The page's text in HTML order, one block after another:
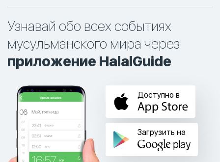
Узнавай обо всех событиях
мусульманского мира через
приложение HalalGuide
Доступно в
Загрузить на